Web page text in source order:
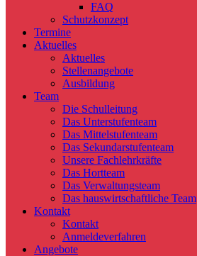
FAQ
Schutzkonzept
Termine
Aktuelles
Aktuelles
Stellenangebote
Ausbildung
Team
Die Schulleitung
Das Unterstufenteam
Das Mittelstufenteam
Das Sekundarstufenteam
Unsere Fachlehrkräfte
Das Hortteam
Das Verwaltungsteam
Das hauswirtschaftliche Team
Kontakt
Kontakt
Anmeldeverfahren
Angebote